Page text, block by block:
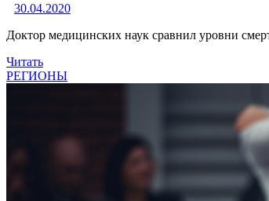
30.04.2020
Доктор медицинских наук сравнил уровни
Читать
РЕГИОНЫ